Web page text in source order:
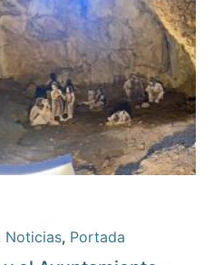
Noticias, Portada